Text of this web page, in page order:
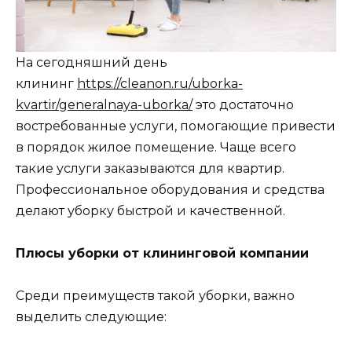
На сегодняшний день
клининг https://cleanon.ru/uborka-
kvartir/generalnaya-uborka/это достаточно
востребованные услуги, помогающие привести
в порядок жилое помещение. Чаще всего
такие услуги заказываются для квартир.
Профессиональное оборудования и средства
делают уборку быстрой и качественной.
Плюсы уборки от клининговой компании
Среди преимуществ такой уборки, важно
выделить следующие: